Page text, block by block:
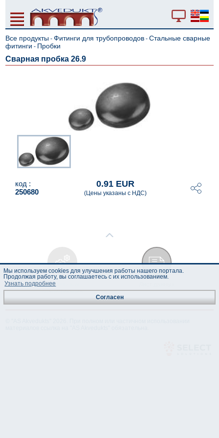
Все продукты -Фитинги для трубопроводов -Стальные сварные
фитинги - Пробки
Сварная пробка 26.9
код :
250680
0.91 EUR
(Цены указаны с НДС)
Техническая
спецификация
Мы используем cookies для улучшения работы нашего портала.
Продолжая работу, вы соглашаетесь с их использованием.
Узнать подробнее
Согласен